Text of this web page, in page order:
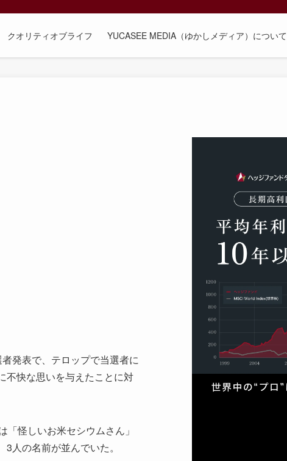
クオリティオブライフ YUCASEE MEDIA（ゆかしメディア）について
発表で、テロップで当選者に
不快な思いを与えたことに対
怪しいお米セシウムさん」
人の名前が並んでいた。